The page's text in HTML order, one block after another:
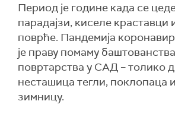
Период је године када се
парадајзи, киселе краставци
поврће. Пандемија
је праву помаму
повртарства у САД – толико
несташица тегли, поклопаца
зимницу.